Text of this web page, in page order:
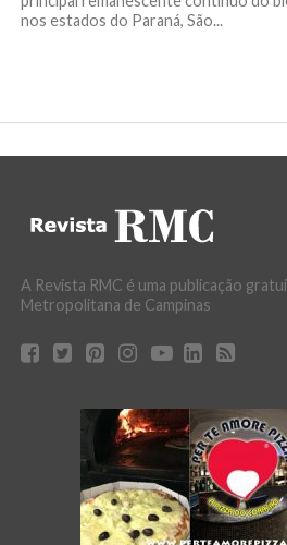
nos estados do Paraná, São...
A Revista RMC é uma publicação
Metropolitana de Campinas